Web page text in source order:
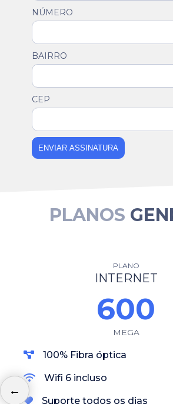
NÚMERO
BAIRRO
CEP
ENVIAR ASSINATURA
PLANOS
PLANO
INTERNET
600
MEGA
100% Fibra óptica
Wifi 6 incluso
Suporte todos os dias